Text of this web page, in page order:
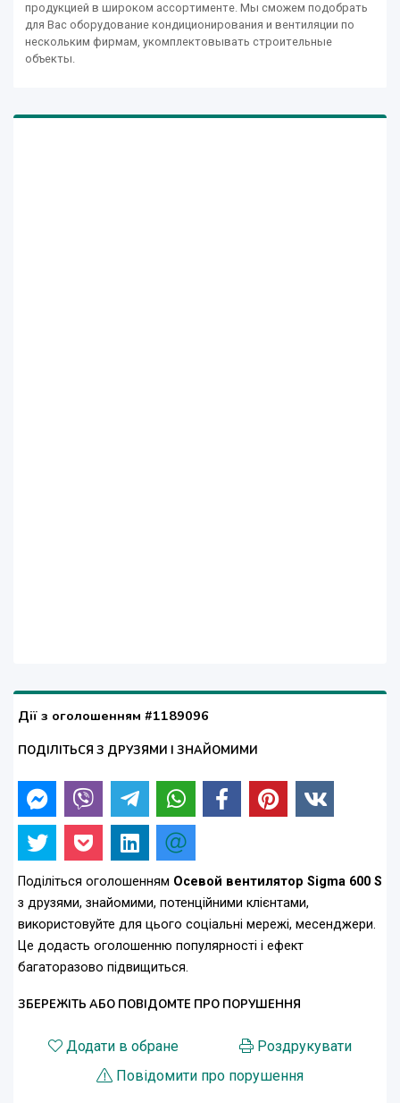
продукцией в широком ассортименте. Мы сможем подобрать
для Вас оборудование кондиционирования и вентиляции по
нескольким фирмам, укомплектовывать строительные
объекты.
Дії з оголошенням #1189096
ПОДІЛІТЬСЯ З ДРУЗЯМИ І ЗНАЙОМИМИ
Поділіться оголошенням Осевой вентилятор Sigma 600 S
з друзями, знайомими, потенційними клієнтами,
використовуйте для цього соціальні мережі, месенджери.
Це додасть оголошенню популярності і ефект
багаторазово підвищиться.
ЗБЕРЕЖІТЬ АБО ПОВІДОМТЕ ПРО ПОРУШЕННЯ
Додати в обране
Роздрукувати
Повідомити про порушення